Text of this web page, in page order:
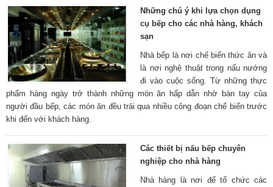
Những chú ý khi lựa chọn dụng
cụ bếp cho các nhà hàng, khách
sạn
Nhà bếp là nơi chế biến thức ăn và
là nơi nghệ thuật trong nấu nướng
đi vào cuộc sống. Từ những thực
phẩm hàng ngày trở thành những món ăn hấp dẫn nhờ bàn tay của
người đầu bếp, các món ăn đều trải qua nhiều công đoạn chế biến trước
khi đến với khách hàng.
Các thiết bị nấu bếp chuyên
nghiệp cho nhà hàng
Nhà hàng là nơi để tổ chức các